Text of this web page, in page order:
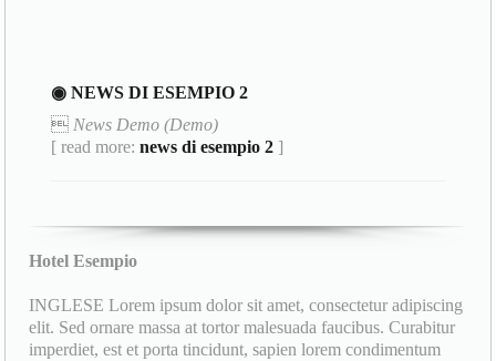
◉ NEWS DI ESEMPIO 2
 News Demo (Demo)
[ read more:news di esempio 2 ]
Hotel Esempio
INGLESE Lorem ipsum dolor sit amet, consectetur adipiscing
elit. Sed ornare massa at tortor malesuada faucibus. Curabitur
imperdiet, est et porta tincidunt, sapien lorem condimentum